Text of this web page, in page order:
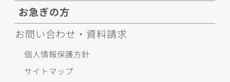
お急ぎの方
お問い合わせ・資料請求
個人情報保護方針
サイトマップ